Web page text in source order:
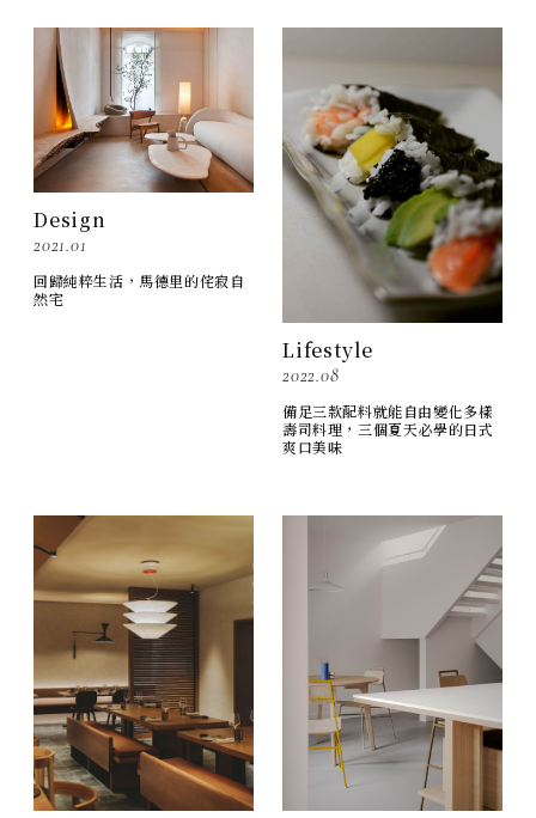
Design
2021.01
回歸純粹生活，馬德里的侘寂自
然宅
Lifestyle
2022.08
備足三款配料就能自由變化多樣
壽司料理，三個夏天必學的日式
爽口美味